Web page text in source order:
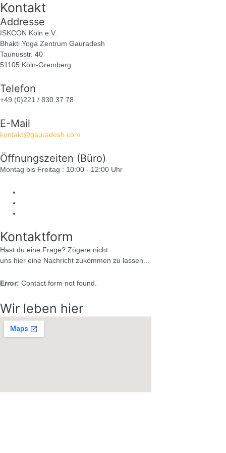
Kontakt
Addresse
ISKCON Köln e.V.
Bhakti Yoga Zentrum Gauradesh
Taunusstr. 40
51105 Köln-Gremberg
Telefon
+49 (0)221 / 830 37 78
E-Mail
kontakt@gauradesh.com
Öffnungszeiten (Büro)
Montag bis Freitag : 10:00 - 12:00 Uhr
Kontaktform
Hast du eine Frage? Zögere nicht
uns hier eine Nachricht zukommen zu lassen...
Error: Contact form not found.
Wir leben hier